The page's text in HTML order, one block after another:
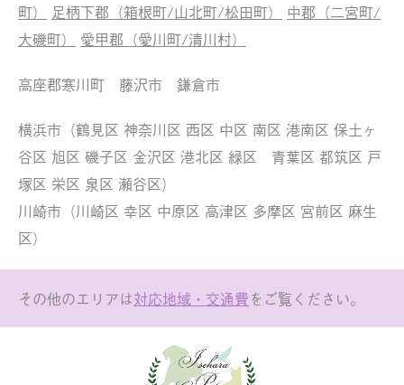
町）
足柄下郡（箱根町/山北町/松田町）
中郡（二宮町/
大磯町）
愛甲郡（愛川町/清川村）
高座郡寒川町 藤沢市 鎌倉市
横浜市（鶴見区 神奈川区 西区 中区 南区 港南区 保土ヶ
谷区 旭区 磯子区 金沢区 港北区 緑区 青葉区 都筑区 戸
塚区 栄区 泉区 瀬谷区）
川崎市（川崎区 幸区 中原区 高津区 多摩区 宮前区 麻生
区）
その他のエリアは対応地域・交通費をご覧ください。